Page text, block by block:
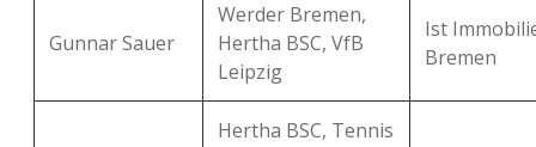
Gunnar Sauer
Werder Bremen,
Hertha BSC, VfB
Leipzig
Ist
Bremen
Hertha BSC, Tennis